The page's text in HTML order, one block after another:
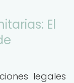
El
legales